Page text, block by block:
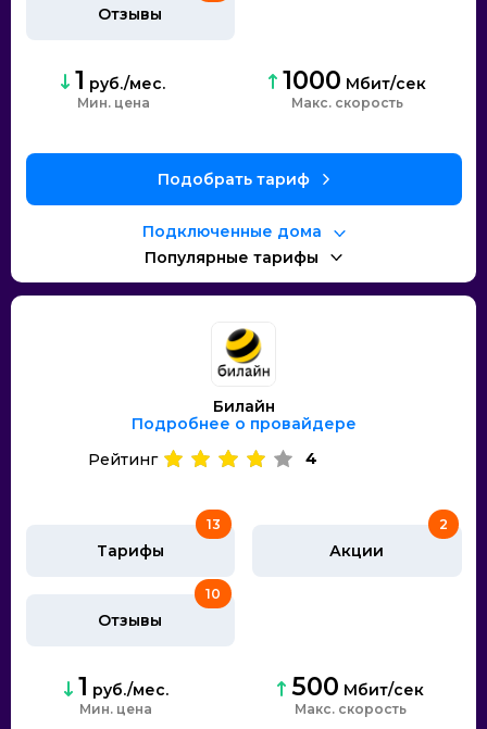
Отзывы
1 руб./мес.
Мин. цена
1000 Мбит/сек
Макс. скорость
Подобрать тариф
Подключенные дома
Популярные тарифы
Билайн
Подробнее о провайдере
Рейтинг
4
Тарифы
13
Акции
2
Отзывы
10
1 руб./мес.
Мин. цена
500 Мбит/сек
Макс. скорость